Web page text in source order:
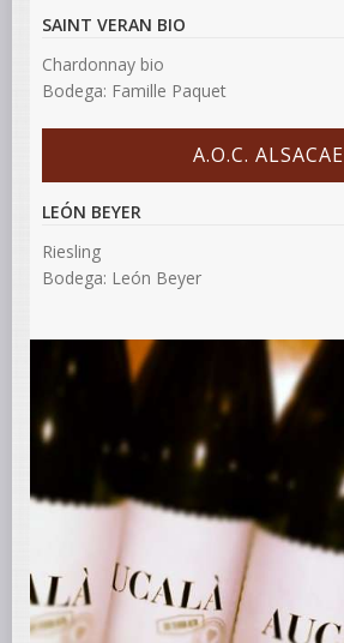
SAINT VERAN BIO
Chardonnay bio
Bodega: Famille Paquet
A.O.C. ALSACAE
LEÓN BEYER
Riesling
Bodega: León Beyer